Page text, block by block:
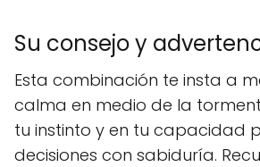
Su consejo y
Esta combinación te insta a
calma en medio de la
tu instinto y en tu capacidad
decisiones con sabiduría.